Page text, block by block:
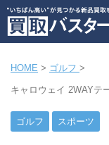
HOME > ゴルフ >
キャロウェイ 2WAYテ
ゴルフ スポーツ